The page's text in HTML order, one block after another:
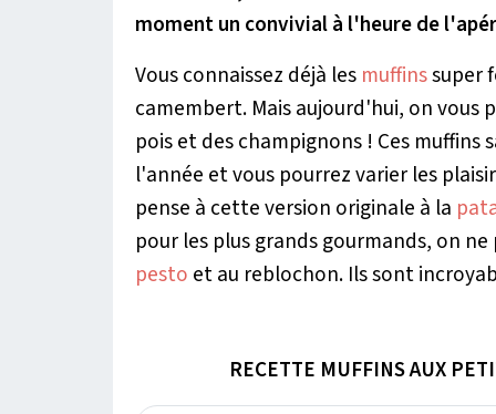
moment un convivial à l'heure de
Vous connaissez déjà les muffinssuper
camembert. Mais aujourd'hui, on vous
pois et des champignons ! Ces
l'année et vous pourrez varier les
pense à cette version originale à la
pour les plus grands gourmands, on
pesto et au reblochon. Ils sont
RECETTE MUFFINS AUX